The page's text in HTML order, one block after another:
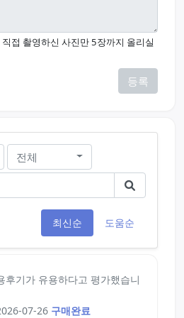
접 촬영하신 사진만 5장까지 올리실
등록
전체
최신순 도움순
후기가 유용하다고 평가했습니
07-26 구매완료